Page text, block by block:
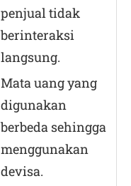
penjual tidak
berinteraksi
langsung.
Mata uang yang
digunakan
berbeda sehingga
menggunakan
devisa.